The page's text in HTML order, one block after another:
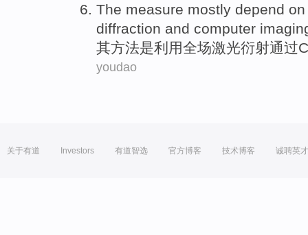
The measure mostly depend
diffraction and computer
其方法是利用全场激光衍射通过
youdao
关于有道 Investors 有道智选 官方博客 技术博客 诚聘英才